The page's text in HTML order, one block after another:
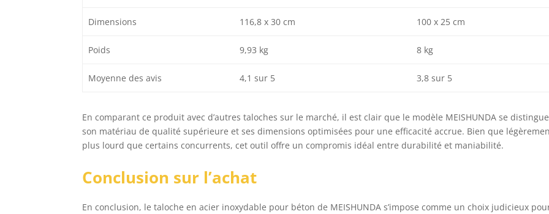
Dimensions 116,8 x 30 cm 100 x 25 cm
Poids 9,93 kg 8 kg
Moyenne des avis 4,1 sur 5 3,8 sur 5
En comparant ce produit avec d’autres taloches sur le marché, il est clair que le modèle MEISHUNDA se
son matériau de qualité supérieure et ses dimensions optimisées pour une efficacité accrue. Bien que
plus lourd que certains concurrents, cet outil offre un compromis idéal entre durabilité et maniabilité.
Conclusion sur l’achat
En conclusion, le taloche en acier inoxydable pour béton de MEISHUNDA s’impose comme un choix judicieux